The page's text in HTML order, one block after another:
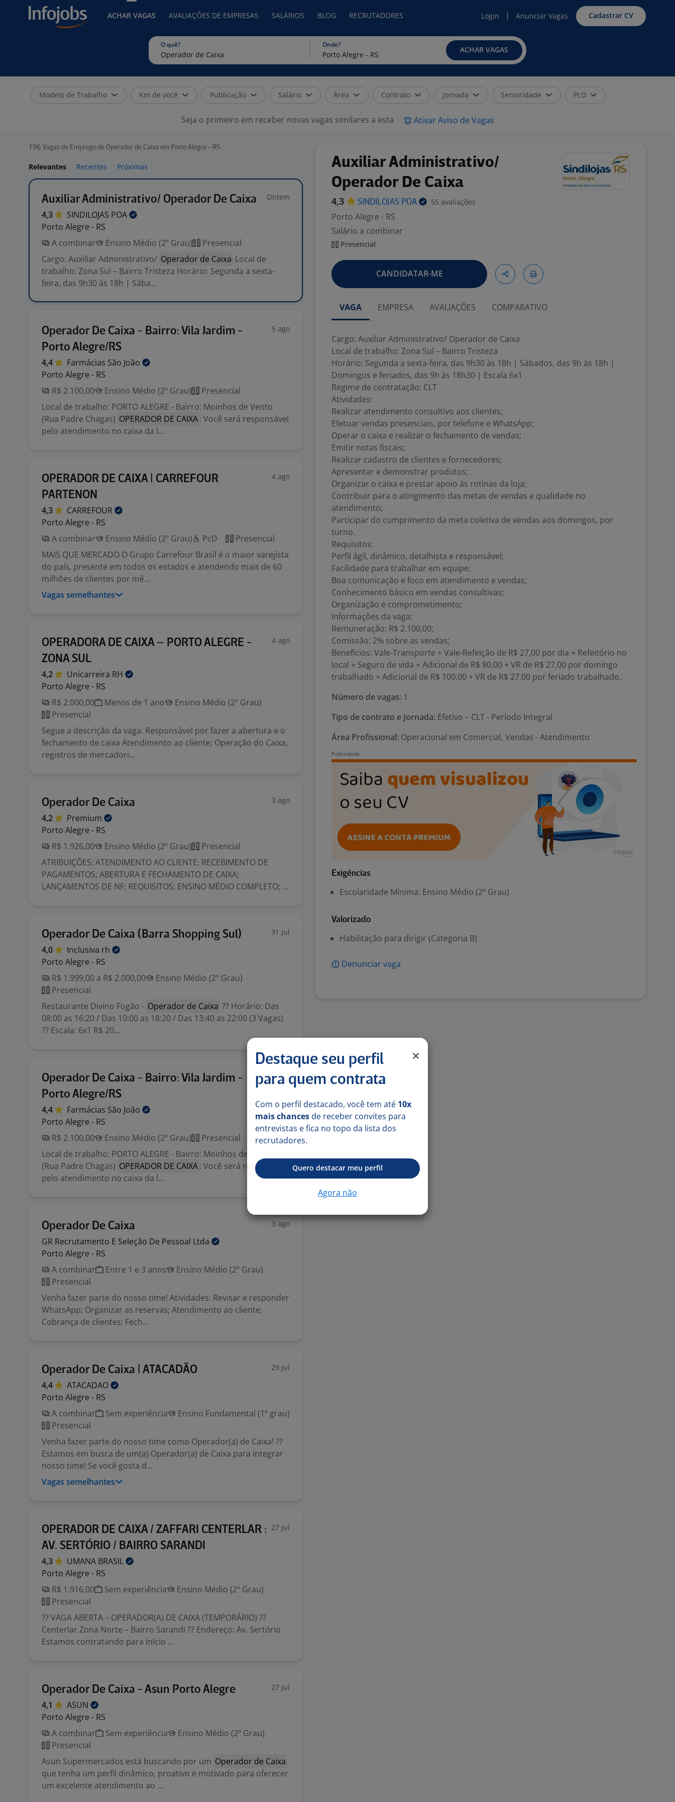
ACHAR VAGAS AVALIAÇÕES DE EMPRESAS SALÁRIOS BLOG RECRUTADORES Login Anunciar Vagas Cadastrar CV
O quê? Onde?
ACHAR VAGAS
Modelo de Trabalho Km de você Publicação Salário Área Contrato Jornada Senioridade PcD
Seja o primeiro em receber novas vagas similares a esta Ativar Aviso de Vagas
196 Vagas de Emprego de Operador de Caixa em Porto Alegre - RS
Relevantes Recentes Próximas
Auxiliar Administrativo/ Operador De Caixa Ontem
4,3 SINDILOJAS POA
Porto Alegre - RS
A combinar
Ensino Médio (2º Grau)
Presencial
Cargo: Auxiliar Administrativo/ Operador de Caixa Local de
trabalho: Zona Sul – Bairro Tristeza Horário: Segunda a sexta-
feira, das 9h30 às 18h | Sába...
Operador De Caixa - Bairro: Vila Jardim -
Porto Alegre/RS
5 ago
4,4 Farmácias São João
Porto Alegre - RS
R$ 2.100,00
Ensino Médio (2º Grau)
Presencial
Local de trabalho: PORTO ALEGRE - Bairro: Moinhos de Vento
(Rua Padre Chagas) OPERADOR DE CAIXA: Você será responsável
pelo atendimento no caixa da l...
OPERADOR DE CAIXA | CARREFOUR
PARTENON
4 ago
4,3
CARREFOUR
Porto Alegre - RS
A combinar
Ensino Médio (2º Grau) PcD
Presencial
MAIS QUE MERCADO O Grupo Carrefour Brasil é o maior varejista
do país, presente em todos os estados e atendendo mais de 60
milhões de clientes por mê...
Vagas semelhantes
OPERADORA DE CAIXA – PORTO ALEGRE -
ZONA SUL
4 ago
4,2 Unicarreira RH
Porto Alegre - RS
R$ 2.000,00
Menos de 1 ano
Ensino Médio (2º Grau)
Presencial
Segue a descrição da vaga: Responsável por fazer a abertura e o
fechamento de caixa Atendimento ao cliente; Operação do Caixa,
registros de mercadori...
Operador De Caixa 3 ago
4,2
Premium
Porto Alegre - RS
R$ 1.926,00
Ensino Médio (2º Grau)
Presencial
ATRIBUIÇÕES: ATENDIMENTO AO CLIENTE; RECEBIMENTO DE
PAGAMENTOS; ABERTURA E FECHAMENTO DE CAIXA;
LANÇAMENTOS DE NF; REQUISITOS: ENSINO MÉDIO COMPLETO; ...
Operador De Caixa (Barra Shopping Sul) 31 jul
4,0 Inclusiva rh
Porto Alegre - RS
R$ 1.999,00 a R$ 2.000,00
Ensino Médio (2º Grau)
Presencial
Restaurante Divino Fogão - Operador de Caixa ?? Horário: Das
08:00 as 16:20 / Das 10:00 as 18:20 / Das 13:40 as 22:00 (3 Vagas)
?? Escala: 6x1 R$ 20...
Operador De Caixa - Bairro: Vila Jardim -
Porto Alegre/RS
5 ago
4,4 Farmácias São João
Porto Alegre - RS
R$ 2.100,00
Ensino Médio (2º Grau)
Presencial
Local de trabalho: PORTO ALEGRE - Bairro: Moinhos de Vento
(Rua Padre Chagas) OPERADOR DE CAIXA: Você será responsável
pelo atendimento no caixa da l...
Operador De Caixa 3 ago
GR Recrutamento E Seleção De Pessoal Ltda
Porto Alegre - RS
A combinar
Entre 1 e 3 anos
Ensino Médio (2º Grau)
Presencial
Venha fazer parte do nosso time! Atividades: Revisar e responder
WhatsApp; Organizar as reservas; Atendimento ao cliente;
Cobrança de clientes; Fech...
Operador De Caixa | ATACADÃO 29 jul
4,4
ATACADAO
Porto Alegre - RS
A combinar
Sem experiência
Ensino Fundamental (1º grau)
Presencial
Venha fazer parte do nosso time como Operador(a) de Caixa! ??
Estamos em busca de um(a) Operador(a) de Caixa para integrar
nosso time! Se você gosta d...
Vagas semelhantes
OPERADOR DE CAIXA / ZAFFARI CENTERLAR :
AV. SERTÓRIO / BAIRRO SARANDI
27 jul
4,3 UMANA BRASIL
Porto Alegre - RS
R$ 1.916,00
Sem experiência
Ensino Médio (2º Grau)
Presencial
?? VAGA ABERTA – OPERADOR(A) DE CAIXA (TEMPORÁRIO) ??
Centerlar Zona Norte – Bairro Sarandi ?? Endereço: Av. Sertório
Estamos contratando para início ...
Operador De Caixa - Asun Porto Alegre 27 jul
4,1
ASUN
Porto Alegre - RS
A combinar
Sem experiência
Ensino Médio (2º Grau)
Presencial
Asun Supermercados está buscando por um Operador de Caixa
que tenha um perfil dinâmico, proativo e motivado para oferecer
um excelente atendimento ao ...
Auxiliar Administrativo/
Operador De Caixa
4,3 SINDILOJAS POA 55 avaliações
Porto Alegre - RS
Salário a combinar
Presencial
CANDIDATAR-ME
VAGA EMPRESA AVALIAÇÕES COMPARATIVO
Cargo: Auxiliar Administrativo/ Operador de Caixa
Local de trabalho: Zona Sul – Bairro Tristeza
Horário: Segunda a sexta-feira, das 9h30 às 18h | Sábados, das 9h às 18h |
Domingos e feriados, das 9h às 18h30 | Escala 6x1
Regime de contratação: CLT
Atividades:
Realizar atendimento consultivo aos clientes;
Efetuar vendas presenciais, por telefone e WhatsApp;
Operar o caixa e realizar o fechamento de vendas;
Emitir notas fiscais;
Realizar cadastro de clientes e fornecedores;
Apresentar e demonstrar produtos;
Organizar o caixa e prestar apoio às rotinas da loja;
Contribuir para o atingimento das metas de vendas e qualidade no
atendimento;
Participar do cumprimento da meta coletiva de vendas aos domingos, por
turno.
Requisitos:
Perfil ágil, dinâmico, detalhista e responsável;
Facilidade para trabalhar em equipe;
Boa comunicação e foco em atendimento e vendas;
Conhecimento básico em vendas consultivas;
Organização e comprometimento;
Informações da vaga:
Remuneração: R$ 2.100,00;
Comissão: 2% sobre as vendas;
Benefícios: Vale-Transporte + Vale-Refeição de R$ 27,00 por dia + Refeitório no
local + Seguro de vida + Adicional de R$ 80,00 + VR de R$ 27,00 por domingo
trabalhado + Adicional de R$ 100,00 + VR de R$ 27,00 por feriado trabalhado.
Número de vagas: 1
Tipo de contrato e Jornada: Efetivo – CLT - Período Integral
Área Profissional: Operacional em Comercial, Vendas - Atendimento
Exigências
Escolaridade Mínima: Ensino Médio (2º Grau)
Valorizado
Habilitação para dirigir (Categoria B)
Denunciar vaga
Destaque seu perfil
para quem contrata
Com o perfil destacado, você tem até 10x
mais chances de receber convites para
entrevistas e fica no topo da lista dos
recrutadores.
Quero destacar meu perfil
Agora não